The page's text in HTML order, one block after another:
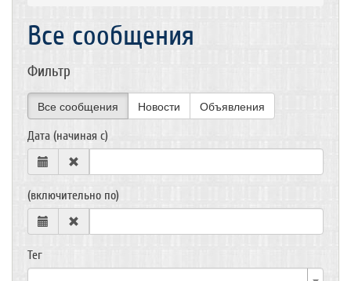
Все сообщения
Фильтр
Все сообщения Новости Объявления
Дата (начиная с)
(включительно по)
Тег